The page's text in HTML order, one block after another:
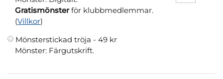
Gratismönsterför klubbmedlemmar.
(Villkor)
Mönsterstickad tröja - 49 kr
Mönster: Färgutskrift.